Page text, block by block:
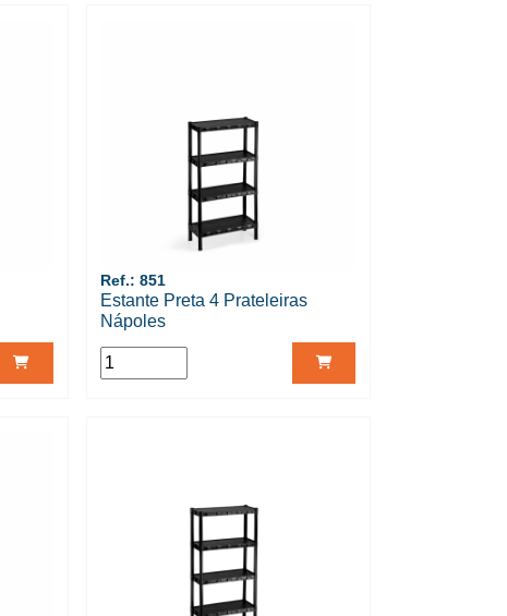
Ref.: 851
Estante Preta 4 Prateleiras
Nápoles